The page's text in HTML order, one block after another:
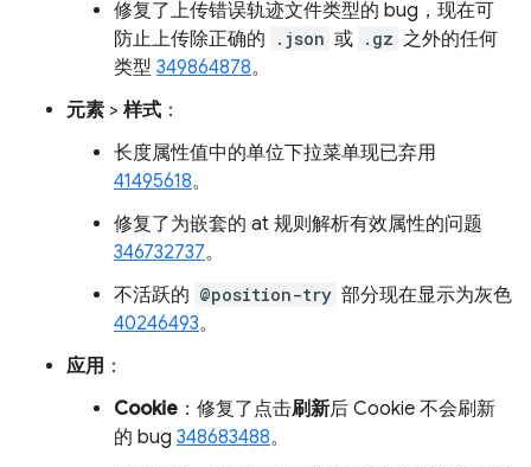
修复了上传错误轨迹文件类型的 bug，现在可
防止上传除正确的
.json 或 .gz 之外的任何
类型 349864878。
元素 > 样式 ：
长度属性值中的单位下拉菜单现已弃用
41495618。
修复了为嵌套的 at 规则解析有效属性的问题
346732737。
不活跃的 @position-try 部分现在显示为灰色
40246493。
应用 ：
Cookie ：修复了点击刷新后 Cookie 不会刷新
的 bug 348683488。